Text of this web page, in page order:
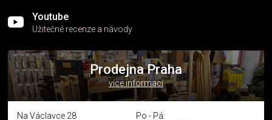
Youtube
Užitečné recenze a návody
Prodejna Praha
více informací
Na Václavce 28
Po - Pá: